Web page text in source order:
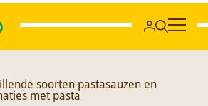
soorten pastasauzen en
met pasta